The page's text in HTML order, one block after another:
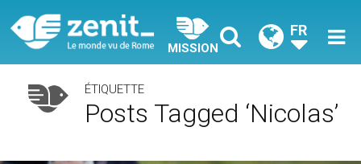
MISSION
FR
ÉTIQUETTE
Posts Tagged ‘Nicolas’